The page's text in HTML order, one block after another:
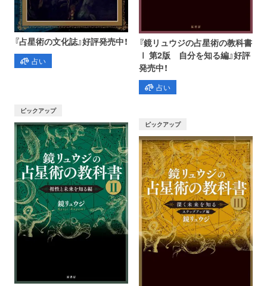
『占星術の文化誌』好評発売中！
占い
『鏡リュウジの占星術の教科書
Ⅰ 第2版 自分を知る編』好評
発売中！
占い
ピックアップ
ピックアップ